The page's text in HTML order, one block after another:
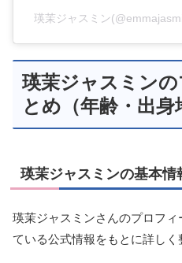
瑛茉ジャスミン
瑛茉ジャスミン
とめ（年齢・出身
瑛茉ジャスミンの基本情
瑛茉ジャスミンさんのプロフ
ている公式情報をもとに詳しく